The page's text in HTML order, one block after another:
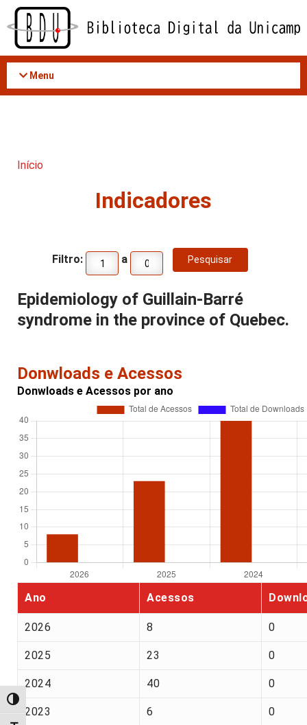
Acessar
conteúdo
Alternar alto contraste
Menu
Início
Indicadores
Filtro: a
Epidemiology of Guillain-Barré
syndrome in the province of Quebec.
Donwloads e Acessos
Donwloads e Acessos por ano
Ano Acessos
2026 8 0
2025 23 0
2024 40 0
2023 6 0